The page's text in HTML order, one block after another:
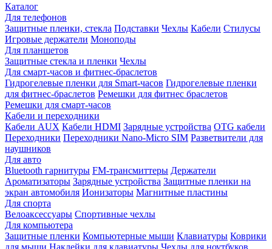
Каталог
Для телефонов
Защитные пленки, стекла Подставки Чехлы Кабели Стилусы
Игровые держатели Моноподы
Для планшетов
Защитные стекла и пленки Чехлы
Для смарт-часов и фитнес-браслетов
Гидрогелевые пленки для Smart-часов Гидрогелевые пленки
для фитнес-браслетов Ремешки для фитнес браслетов
Ремешки для смарт-часов
Кабели и переходники
Кабели AUX Кабели HDMI Зарядные устройства OTG кабели
Переходники Переходники Nano-Micro SIM Разветвители для
наушников
Для авто
Bluetooth гарнитуры FM-трансмиттеры Держатели
Ароматизаторы Зарядные устройства Защитные пленки на
экран автомобиля Ионизаторы Магнитные пластины
Для спорта
Велоаксессуары Спортивные чехлы
Для компьютера
Защитные пленки Компьютерные мыши Клавиатуры Коврики
для мыши Наклейки для клавиатуры Чехлы для ноутбуков